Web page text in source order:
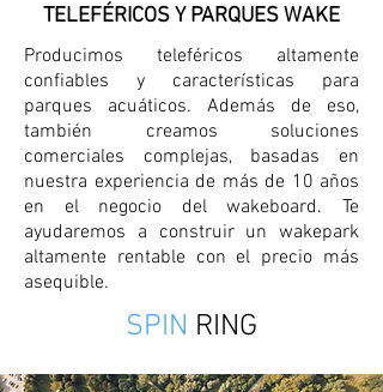
TELEFÉRICOS Y PARQUES WAKE
Producimos teleféricos altamente
confiables y características para
parques acuáticos. Además de eso,
también creamos soluciones
comerciales complejas, basadas en
nuestra experiencia de más de 10 años
en el negocio del wakeboard. Te
ayudaremos a construir un wakepark
altamente rentable con el precio más
asequible.
SPIN RING